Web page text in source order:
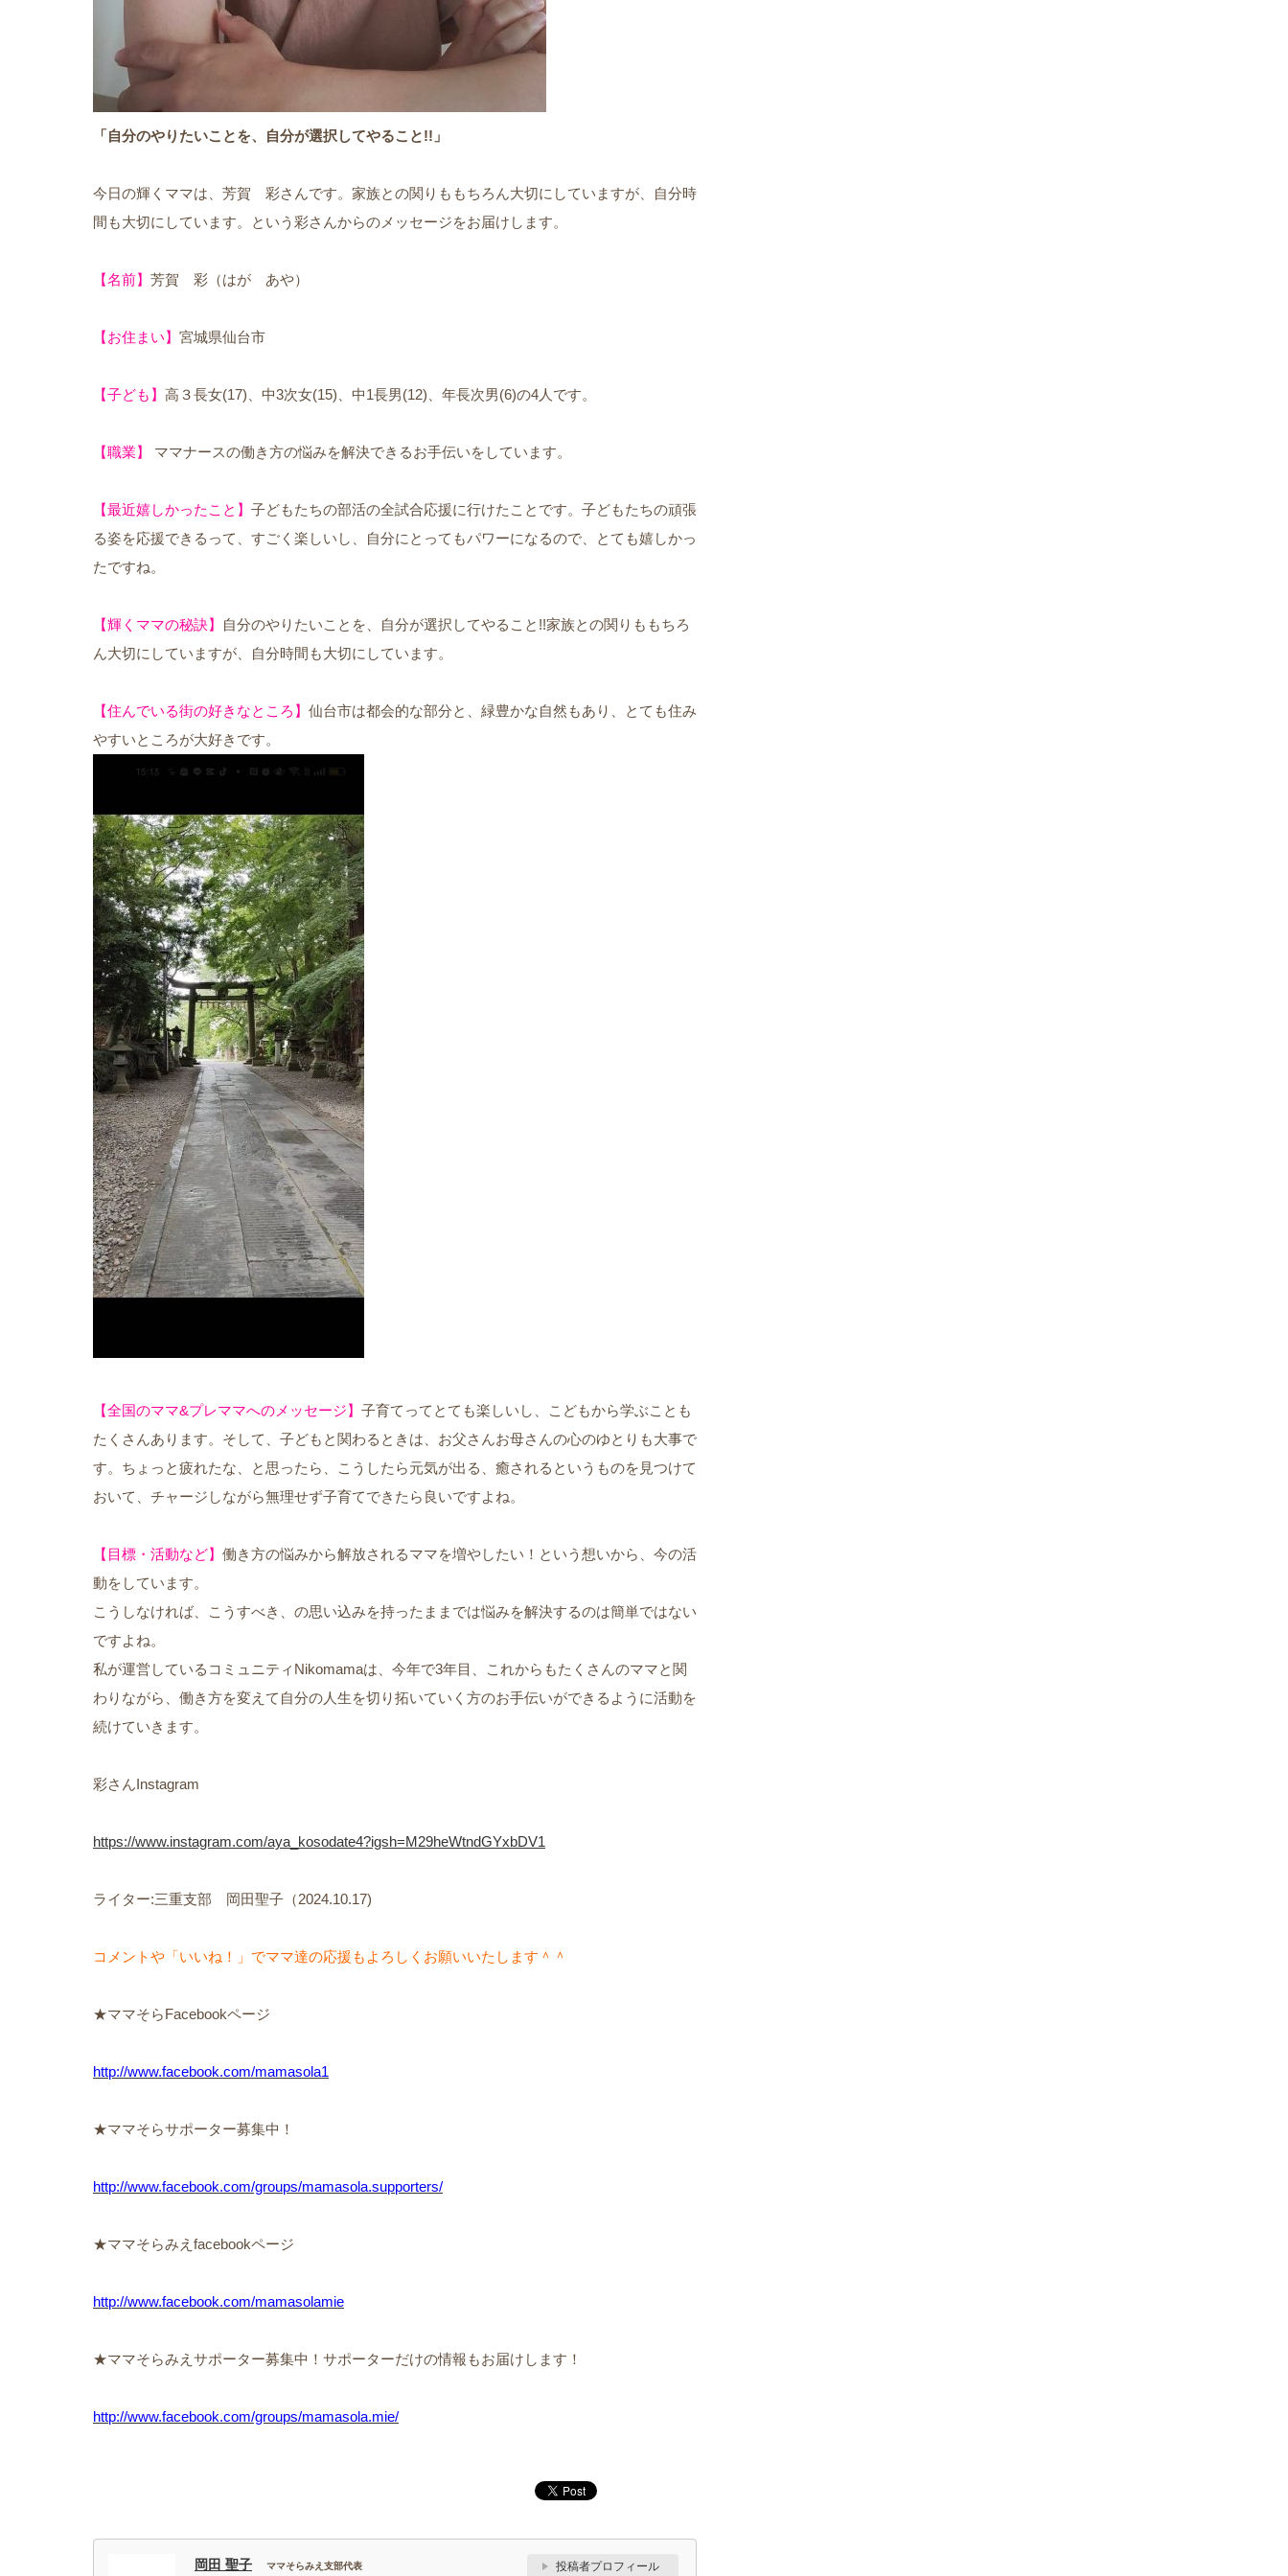
「自分のやりたいことを、自分が選択してやること!!」
今日の輝くママは、芳賀 彩さんです。家族との関りももちろん大切にしていますが、自分時
間も大切にしています。という彩さんからのメッセージをお届けします。
【名前】 芳賀 彩（はが あや）
【お住まい】 宮城県仙台市
【子ども】 高３長女(17)、中3次女(15)、中1長男(12)、年長次男(6)の4人です。
【職業】 ママナースの働き方の悩みを解決できるお手伝いをしています。
【最近嬉しかったこと】 子どもたちの部活の全試合応援に行けたことです。子どもたちの頑張
る姿を応援できるって、すごく楽しいし、自分にとってもパワーになるので、とても嬉しかっ
たですね。
【輝くママの秘訣】
自分のやりたいことを、自分が選択してやること!!家族との関りももちろ
ん大切にしていますが、自分時間も大切にしています。
【住んでいる街の好きなところ】 仙台市は都会的な部分と、緑豊かな自然もあり、とても住み
やすいところが大好きです。
【全国のママ&プレママへのメッセージ】 子育てってとても楽しいし、こどもから学ぶことも
たくさんあります。そして、子どもと関わるときは、お父さんお母さんの心のゆとりも大事で
す。ちょっと疲れたな、と思ったら、こうしたら元気が出る、癒されるというものを見つけて
おいて、チャージしながら無理せず子育てできたら良いですよね。
【目標・活動など】 働き方の悩みから解放されるママを増やしたい！という想いから、今の活
動をしています。
こうしなければ、こうすべき、の思い込みを持ったままでは悩みを解決するのは簡単ではない
ですよね。
私が運営しているコミュニティNikomamaは、今年で3年目、これからもたくさんのママと関
わりながら、働き方を変えて自分の人生を切り拓いていく方のお手伝いができるように活動を
続けていきます。
彩さんInstagram
https://www.instagram.com/aya_kosodate4?igsh=M29heWtndGYxbDV1
ライター:三重支部 岡田聖子（2024.10.17)
コメントや「いいね！」でママ達の応援もよろしくお願いいたします＾＾
★ママそらFacebookページ
http://www.facebook.com/mamasola1
★ママそらサポーター募集中！
http://www.facebook.com/groups/mamasola.supporters/
★ママそらみえfacebookページ
http://www.facebook.com/mamasolamie
★ママそらみえサポーター募集中！サポーターだけの情報もお届けします！
http://www.facebook.com/groups/mamasola.mie/
岡田 聖子 ママそらみえ支部代表 投稿者プロフィール